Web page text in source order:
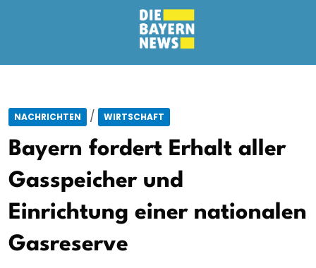
NACHRICHTEN / WIRTSCHAFT
Bayern fordert Erhalt aller
Gasspeicher und
Einrichtung einer nationalen
Gasreserve